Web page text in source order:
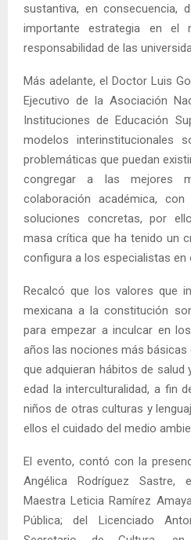
sustantiva, en consecuencia,
importante estrategia en el
responsabilidad de las
Más adelante, el Doctor Luis
Ejecutivo de la Asociación
Instituciones de Educación
modelos interinstitucionales
problemáticas que puedan
congregar a las mejores
colaboración académica,
soluciones concretas, por
masa crítica que ha tenido un
configura a los especialistas en
Recalcó que los valores que
mexicana a la constitución
para empezar a inculcar en
años las nociones más
que adquieran hábitos de
edad la interculturalidad, a fin
niños de otras culturas y
ellos el cuidado del medio
El evento, contó con la
Angélica Rodríguez Sastre,
Maestra Leticia Ramírez
Pública; del Licenciado